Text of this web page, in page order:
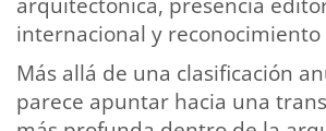
arquitectónica, presencia
internacional y
Más allá de una clasificación
parece apuntar hacia una